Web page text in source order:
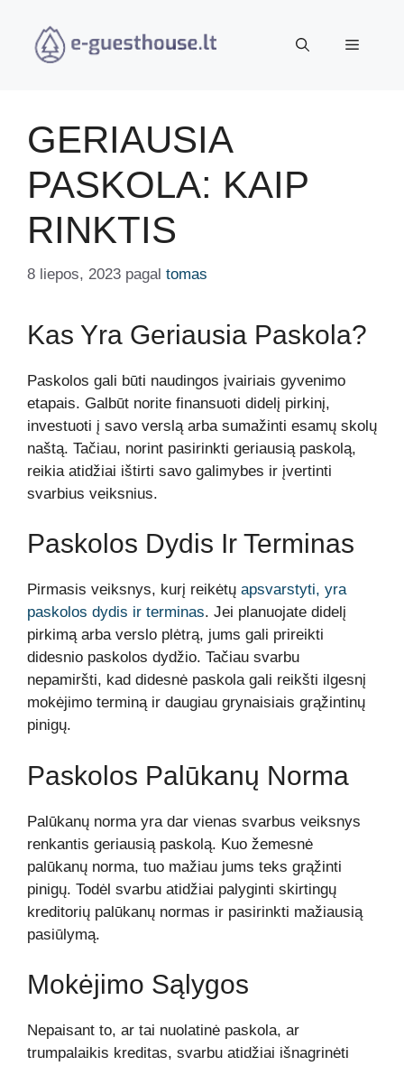
turinio
Meniu
GERIAUSIA
PASKOLA: KAIP
RINKTIS
8 liepos, 2023 pagal tomas
Kas Yra Geriausia Paskola?
Paskolos gali būti naudingos įvairiais gyvenimo
etapais. Galbūt norite finansuoti didelį pirkinį,
investuoti į savo verslą arba sumažinti esamų skolų
naštą. Tačiau, norint pasirinkti geriausią paskolą,
reikia atidžiai ištirti savo galimybes ir įvertinti
svarbius veiksnius.
Paskolos Dydis Ir Terminas
Pirmasis veiksnys, kurį reikėtų apsvarstyti, yra
paskolos dydis ir terminas. Jei planuojate didelį
pirkimą arba verslo plėtrą, jums gali prireikti
didesnio paskolos dydžio. Tačiau svarbu
nepamiršti, kad didesnė paskola gali reikšti ilgesnį
mokėjimo terminą ir daugiau grynaisiais grąžintinų
pinigų.
Paskolos Palūkanų Norma
Palūkanų norma yra dar vienas svarbus veiksnys
renkantis geriausią paskolą. Kuo žemesnė
palūkanų norma, tuo mažiau jums teks grąžinti
pinigų. Todėl svarbu atidžiai palyginti skirtingų
kreditorių palūkanų normas ir pasirinkti mažiausią
pasiūlymą.
Mokėjimo Sąlygos
Nepaisant to, ar tai nuolatinė paskola, ar
trumpalaikis kreditas, svarbu atidžiai išnagrinėti